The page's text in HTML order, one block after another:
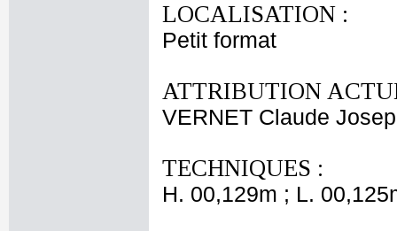
LOCALISATION :
Petit format
ATTRIBUTION
VERNET Claude
TECHNIQUES :
H. 00,129m ; L.